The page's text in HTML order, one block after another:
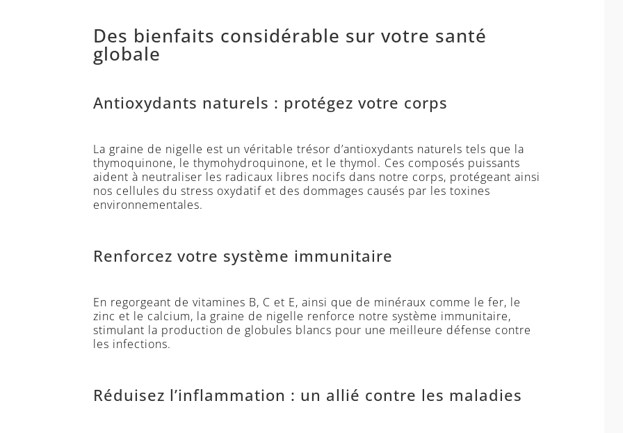
Des bienfaits considérable sur votre santé
globale
Antioxydants naturels : protégez votre corps
La graine de nigelle est un véritable trésor d’antioxydants naturels tels que la
thymoquinone, le thymohydroquinone, et le thymol. Ces composés puissants
aident à neutraliser les radicaux libres nocifs dans notre corps, protégeant ainsi
nos cellules du stress oxydatif et des dommages causés par les toxines
environnementales.
Renforcez votre système immunitaire
En regorgeant de vitamines B, C et E, ainsi que de minéraux comme le fer, le
zinc et le calcium, la graine de nigelle renforce notre système immunitaire,
stimulant la production de globules blancs pour une meilleure défense contre
les infections.
Réduisez l’inflammation : un allié contre les maladies